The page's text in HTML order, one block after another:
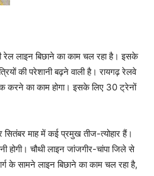
रेल लाइन बिछाने का काम चल रहा है। इसके
की परेशानी बढ़ने वाली है। रायगढ़ रेलवे
करने का काम होगा। इसके लिए 30 ट्रेनों
सितंबर माह में कई प्रमुख तीज-त्योहार हैं।
होगी। चौथी लाइन जांजगीर-चांपा जिले से
के सामने लाइन बिछाने का काम चल रहा है,